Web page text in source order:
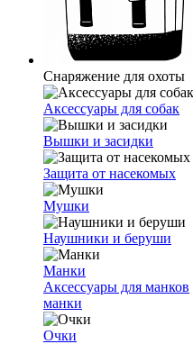
Снаряжение для охоты
Аксессуары для собак
Вышки и засидки
Защита от насекомых
Мушки
Наушники и беруши
Манки
Аксессуары для манков
манки
Очки